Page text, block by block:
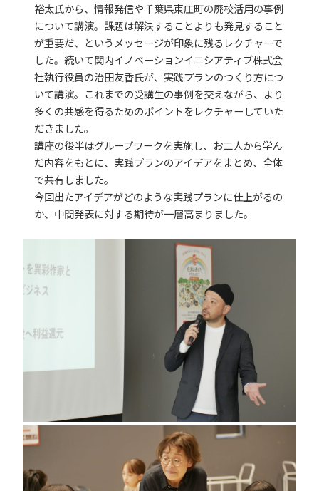
裕太氏から、情報発信や千葉県東庄町の廃校活用の事例
について講演。課題は解決することよりも発見すること
が重要だ、というメッセージが印象に残るレクチャーで
した。続いて関内イノベーションイニシアティブ株式会
社執行役員の治田友香氏が、実践プランのつくり方につ
いて講演。これまでの受講生の事例を交えながら、より
多くの共感を得るためのポイントをレクチャーしていた
だきました。
講座の後半はグループワークを実施し、お二人から学ん
だ内容をもとに、実践プランのアイデアをまとめ、全体
で共有しました。
今回出たアイデアがどのような実践プランに仕上がるの
か、中間発表に対する期待が一層高まりました。